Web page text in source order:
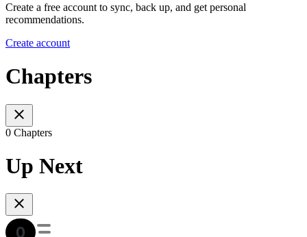
Create a free account to sync, back up, and get personal
recommendations.
Create account
Chapters
0 Chapters
Up Next